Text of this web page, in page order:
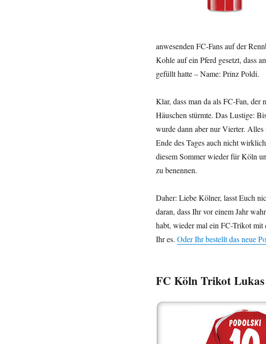
anwesenden FC-Fans auf der
Kohle auf ein Pferd gesetzt, dass
gefüllt hatte – Name: Prinz Poldi.
Klar, dass man da als FC-Fan, der
Häuschen stürmte. Das Lustige:
wurde dann aber nur Vierter.
Ende des Tages auch nicht
diesem Sommer wieder für Köln
zu benennen.
Daher: Liebe Kölner, lasst Euch
daran, dass Ihr vor einem Jahr
habt, wieder mal ein FC-Trikot mit
Ihr es. Oder Ihr bestellt das neue
FC Köln Trikot